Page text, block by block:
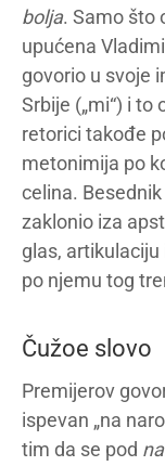
bolja. Samo što
upućena
govorio u svoje
Srbije („mi“) i
retorici takođe
metonimija po
celina. Besednik
zaklonio iza
glas,
po njemu tog
Čužoe slovo
Premijerov
ispevan „na
tim da se pod